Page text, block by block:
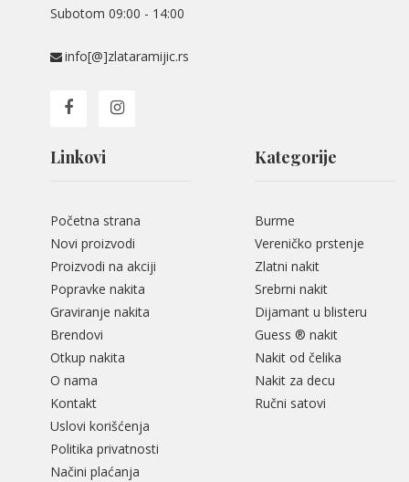
Subotom 09:00 - 14:00
info[@]zlataramijic.rs
Linkovi
Početna strana
Novi proizvodi
Proizvodi na akciji
Popravke nakita
Graviranje nakita
Brendovi
Otkup nakita
O nama
Kontakt
Uslovi korišćenja
Politika privatnosti
Načini plaćanja
Kategorije
Burme
Vereničko prstenje
Zlatni nakit
Srebrni nakit
Dijamant u blisteru
Guess ® nakit
Nakit od čelika
Nakit za decu
Ručni satovi